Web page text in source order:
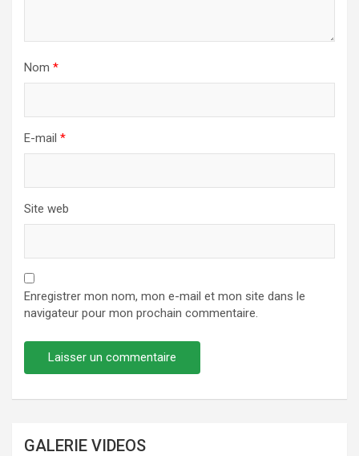
Nom *
E-mail *
Site web
Enregistrer mon nom, mon e-mail et mon site dans le
navigateur pour mon prochain commentaire.
GALERIE VIDEOS